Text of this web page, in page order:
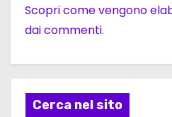
Scopri come vengono
dai commenti.
Cerca nel sito